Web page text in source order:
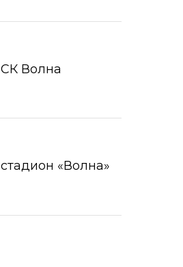
СК Волна
стадион «Волна»